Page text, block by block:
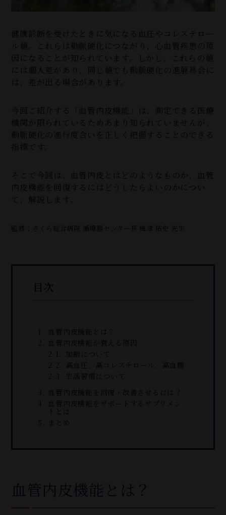
健康診断を受けたときに気になる血圧やコレステロー
ル値。これらは動脈硬化につながり、心血管疾患の原
因になることが知られています。しかし、これらの値
には個人差があり、同じ値でも動脈硬化の進展具合に
は、差が出る場合があります。
今回ご紹介する「血管内皮機能」は、測定できる医療
機関が限られているためあまり知られていませんが、
動脈硬化の進行度合いを正しく把握することのできる
指標です。
そこで今回は、血管内皮とはどのようなものか、血管
内皮機能を回復するにはどうしたらよいのかについ
て、解説します。
監修：さくら総合病院 循環器センター長 梅津 拓史 先生
目次
血管内皮機能とは？
血管内皮機能が衰える原因
加齢について
高血圧、高コレステロール、高血糖
生活習慣について
血管内皮機能を回復・改善させるには？
血管内皮機能をサポートするサプリメン
トとは
まとめ
血管内皮機能とは？